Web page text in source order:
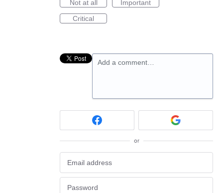
Not at all
Important
Critical
Add a comment…
or